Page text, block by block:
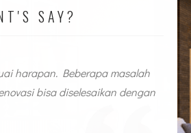
SAY?
harapan. Beberapa masalah
bisa diselesaikan dengan